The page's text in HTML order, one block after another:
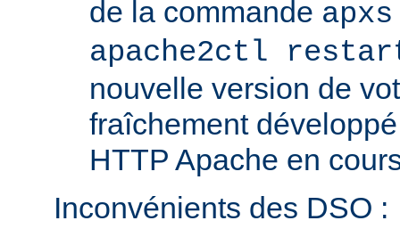
de la commande
apache2ctl
nouvelle version de
fraîchement
HTTP Apache en
Inconvénients des DSO :